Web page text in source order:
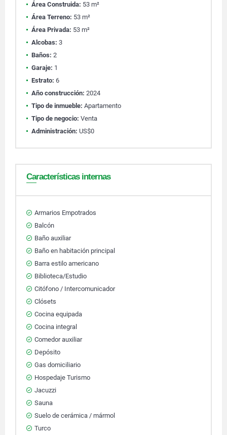
Área Construida: 53 m²
Área Terreno: 53 m²
Área Privada: 53 m²
Alcobas: 3
Baños: 2
Garaje: 1
Estrato: 6
Año construcción: 2024
Tipo de inmueble: Apartamento
Tipo de negocio: Venta
Administración: US$0
Características internas
Armarios Empotrados
Balcón
Baño auxiliar
Baño en habitación principal
Barra estilo americano
Biblioteca/Estudio
Citófono / Intercomunicador
Clósets
Cocina equipada
Cocina integral
Comedor auxiliar
Depósito
Gas domiciliario
Hospedaje Turismo
Jacuzzi
Sauna
Suelo de cerámica / mármol
Turco